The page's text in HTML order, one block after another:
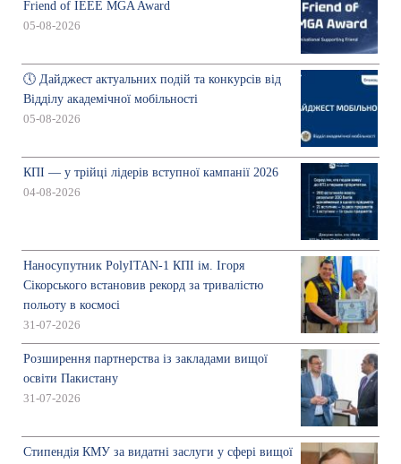
Friend of IEEE MGA Award
05-08-2026
🕔 Дайджест актуальних подій та конкурсів від
Відділу академічної мобільності
05-08-2026
КПІ — у трійці лідерів вступної кампанії 2026
04-08-2026
Наносупутник PolyITAN-1 КПІ ім. Ігоря
Сікорського встановив рекорд за тривалістю
польоту в космосі
31-07-2026
Розширення партнерства із закладами вищої
освіти Пакистану
31-07-2026
Стипендія КМУ за видатні заслуги у сфері вищої